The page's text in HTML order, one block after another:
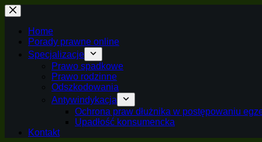
Home
Porady prawne online
Specjalizacje
Prawo spadkowe
Prawo rodzinne
Odszkodowania
Antywindykacja
Ochrona praw dłużnika w postępowaniu
Upadłość konsumencka
Kontakt